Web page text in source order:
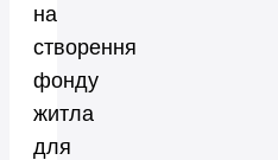
на
створення
фонду
житла
для